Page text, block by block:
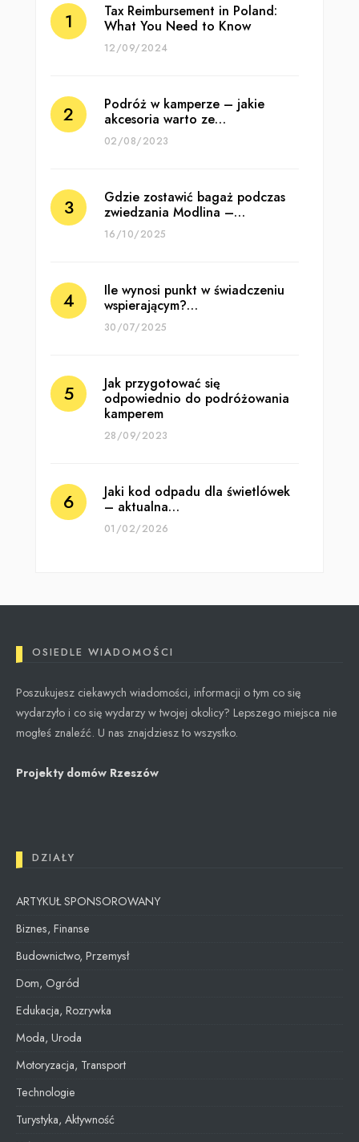
Tax Reimbursement in Poland:
What You Need to Know
12/09/2024
Podróż w kamperze – jakie
akcesoria warto ze…
02/08/2023
Gdzie zostawić bagaż podczas
zwiedzania Modlina –…
16/10/2025
Ile wynosi punkt w świadczeniu
wspierającym?…
30/07/2025
Jak przygotować się
odpowiednio do podróżowania
kamperem
28/09/2023
Jaki kod odpadu dla świetlówek
– aktualna…
01/02/2026
OSIEDLE WIADOMOŚCI
Poszukujesz ciekawych wiadomości, informacji o tym co się
wydarzyło i co się wydarzy w twojej okolicy? Lepszego miejsca nie
mogłeś znaleźć. U nas znajdziesz to wszystko.
Projekty domów Rzeszów
DZIAŁY
ARTYKUŁ SPONSOROWANY
Biznes, Finanse
Budownictwo, Przemysł
Dom, Ogród
Edukacja, Rozrywka
Moda, Uroda
Motoryzacja, Transport
Technologie
Turystyka, Aktywność